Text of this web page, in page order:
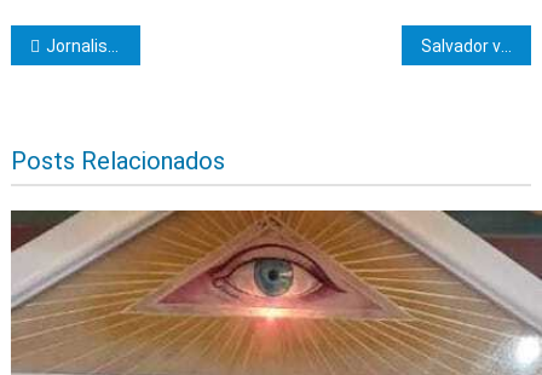
Navegação de Post
Jornalistas do Brasil e do exterior têm experiência imersiva na Estrada do Chocolate Salvador vai sediar o 1º Congresso Internacional Diálogos Humanistas
Posts Relacionados